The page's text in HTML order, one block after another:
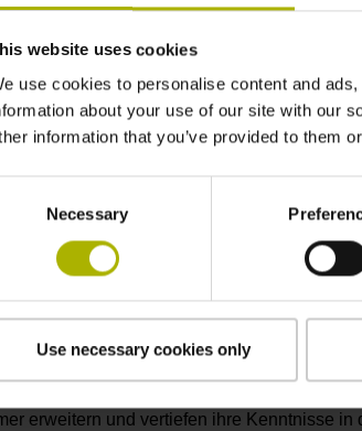
website uses cookies
use cookies to personalise content and
about your use of our site with our
information that you’ve provided to them
Necessary
Use necessary cookies only
(AFC)
Fräsen (OCM)
und Datum
erweitern und vertiefen ihre Kenntnisse